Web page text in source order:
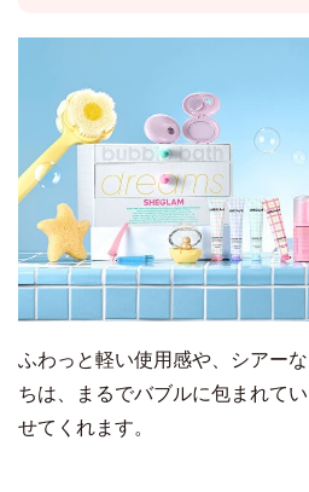
ふわっと軽い使用感や、シアー
ちは、まるでバブルに包まれて
せてくれます。